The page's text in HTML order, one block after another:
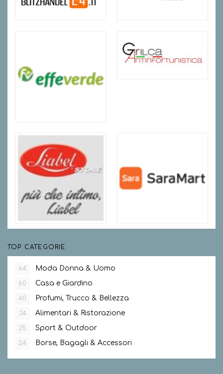
TOP CATEGORIE
64 Moda Donna & Uomo
60 Casa e Giardino
40 Profumi, Trucco & Bellezza
34 Alimentari & Ristorazione
25 Sport & Outdoor
24 Borse, Bagagli & Accessori